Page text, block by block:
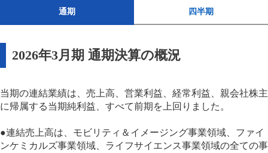
通期 四半期
2026年3月期 通期決算の概況
当期の連結業績は、売上高、営業利益、経常利益、親会社株主
に帰属する当期純利益、すべて前期を上回りました。
●連結売上高は、モビリティ＆イメージング事業領域、ファイ
ンケミカルズ事業領域、ライフサイエンス事業領域の全ての事